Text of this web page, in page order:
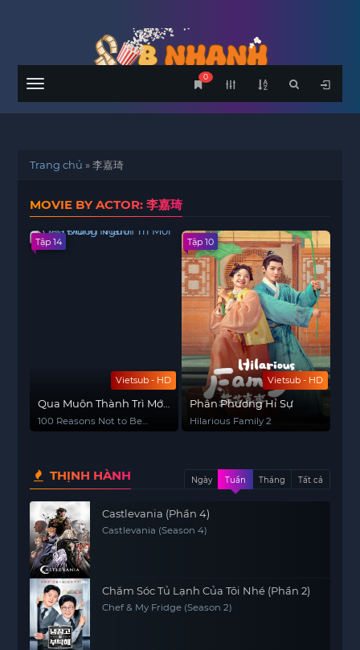
Menu
0
Trang chủ »李嘉琦
MOVIE BY ACTOR: 李嘉琦
Vietsub - HD
Tập 14
Qua Muôn Thành Trì Mới
Gặp Đúng Người
100 Reasons Not to Be
Vietsub - HD
Tập 10
Phân Phương Hỉ Sự
Hilarious Family 2
THỊNH HÀNH Ngày Tuần Tháng Tất cả
Castlevania (Phần 4)
Castlevania (Season 4)
Chăm Sóc Tủ Lạnh Của Tôi Nhé (Phần 2)
Chef & My Fridge (Season 2)